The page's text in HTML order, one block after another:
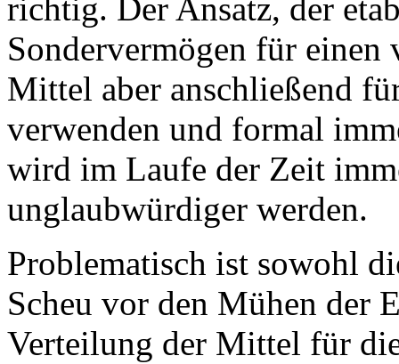
richtig. Der Ansatz, der
Sondervermögen für
Mittel aber anschließend
verwenden und formal
wird im Laufe der Zeit
unglaubwürdiger werden.
Problematisch ist sowohl
Scheu vor den Mühen der
Verteilung der Mittel für